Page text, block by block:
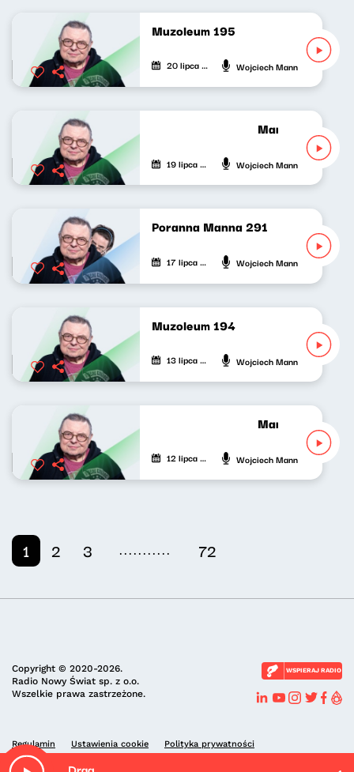
Muzoleum 195
20 lipca 2026 Wojciech Mann
Manniak po
19 lipca 2026 Wojciech Mann
Poranna Manna 291
17 lipca 2026 Wojciech Mann
Muzoleum 194
13 lipca 2026 Wojciech Mann
Manniak po
12 lipca 2026 Wojciech Mann
1 2 3 ........... 72
Copyright © 2020-2026.
Radio Nowy Świat sp. z o.o.
Wszelkie prawa zastrzeżone.
WSPIERAJ RADIO
Regulamin Ustawienia cookie Polityka prywatności